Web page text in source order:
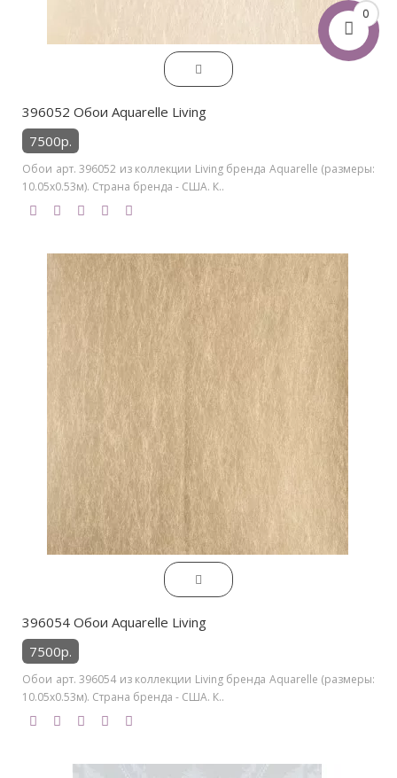
0
396052 Обои Aquarelle Living
7500р.
Обои арт. 396052 из коллекции Living бренда Aquarelle (размеры:
10.05х0.53м). Страна бренда - США. К..
396054 Обои Aquarelle Living
7500р.
Обои арт. 396054 из коллекции Living бренда Aquarelle (размеры:
10.05х0.53м). Страна бренда - США. К..